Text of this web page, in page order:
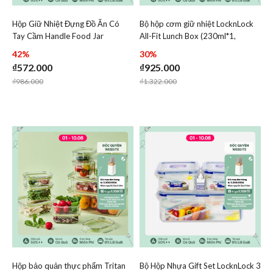
Add Hộp Giữ Nhiệt Đựng Đồ Ăn Có Tay Cầm Handle
Add Hộp Giữ Nhiệt Đựng Đồ Ăn Có Tay
Hộp Giữ Nhiệt Đựng Đồ Ăn Có
Tay Cầm Handle Food Jar
Hồng) - LHC8042
42%
₫572.000
Price reduced from
₫986.000to
Add Bộ hộp cơm giữ
Add Bộ
Bộ hộp cơm giữ nhiệt LocknLock
All-Fit Lunch Box (230ml*1,
túi) - LHC8014IVY
30%
₫925.000
Price reduced from
₫1.322.000to
Hộp bảo quản thực phẩm Tritan
Bộ Hộp Nhựa Gift Set LocknLock 3